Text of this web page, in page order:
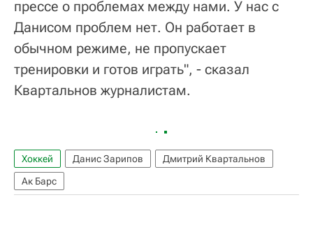
прессе о проблемах между нами. У нас с
Данисом проблем нет. Он работает в
обычном режиме, не пропускает
тренировки и готов играть", - сказал
Квартальнов журналистам.
Хоккей Данис Зарипов
Дмитрий Квартальнов
Ак Барс